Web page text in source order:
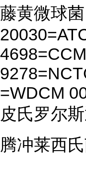
藤黄微球
=WDCM
皮氏罗尔
腾冲莱西